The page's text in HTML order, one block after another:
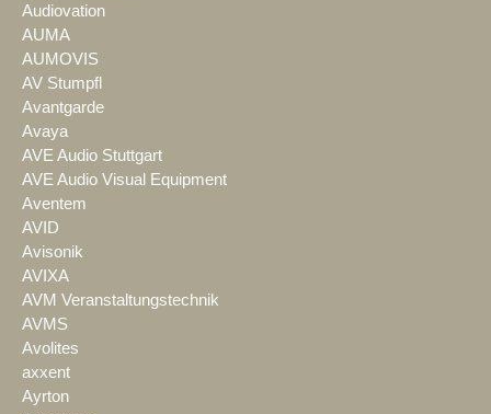
Audiovation
AUMA
AUMOVIS
AV Stumpfl
Avantgarde
Avaya
AVE Audio Stuttgart
AVE Audio Visual Equipment
Aventem
AVID
Avisonik
AVIXA
AVM Veranstaltungstechnik
AVMS
Avolites
axxent
Ayrton